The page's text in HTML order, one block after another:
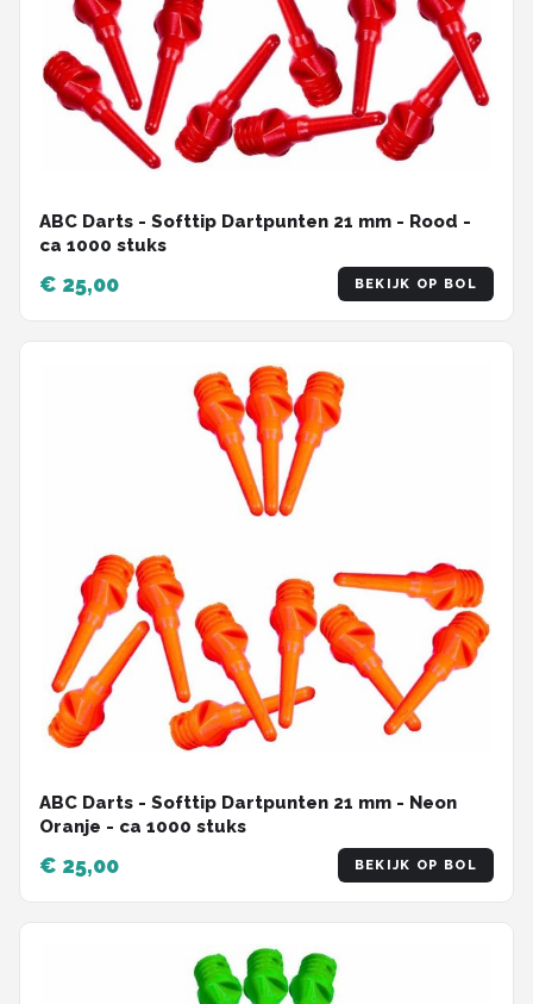
ABC Darts - Softtip Dartpunten 21 mm - Rood -
ca 1000 stuks
€ 25,00 BEKIJK OP BOL
ABC Darts - Softtip Dartpunten 21 mm - Neon
Oranje - ca 1000 stuks
€ 25,00 BEKIJK OP BOL